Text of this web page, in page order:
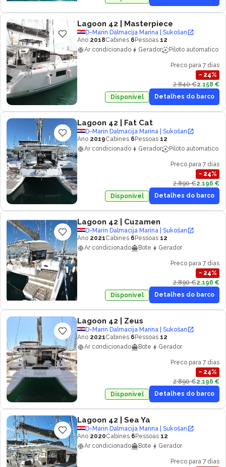
Lagoon 42 | Masterpiece
D-Marin Dalmacija Marina | Sukošan
Ano 2018Cabines 6 Pessoas 12
Ar condicionado
Gerador Piloto automatico
Preco para 7 dias
− 24%
2.840 €2.158 €
Disponivel
Detalhes do barco
Lagoon 42 | Fat Cat
D-Marin Dalmacija Marina | Sukošan
Ano 2019Cabines 6 Pessoas 12
Ar condicionado
Gerador Piloto automatico
Preco para 7 dias
− 24%
2.890 €2.196 €
Disponivel
Detalhes do barco
Lagoon 42 | Cuzamen
D-Marin Dalmacija Marina | Sukošan
Ano 2021Cabines 6 Pessoas 12
Ar condicionado
Bote Gerador
Preco para 7 dias
− 24%
2.890 €2.196 €
Disponivel
Detalhes do barco
Lagoon 42 | Zeus
D-Marin Dalmacija Marina | Sukošan
Ano 2021Cabines 6 Pessoas 12
Ar condicionado
Bote Gerador
Preco para 7 dias
− 24%
2.890 €2.196 €
Disponivel
Detalhes do barco
Lagoon 42 | Sea Ya
D-Marin Dalmacija Marina | Sukošan
Ano 2020Cabines 6 Pessoas 12
Ar condicionado
Bote Gerador
Preco para 7 dias